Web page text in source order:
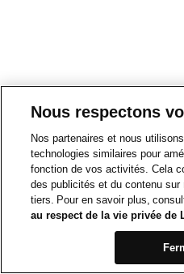
Nous respectons
Nos partenaires et nous
technologies similaires pour
fonction de vos activités. Cela
des publicités et du contenu
tiers. Pour en savoir plus,
au respect de la vie privée de